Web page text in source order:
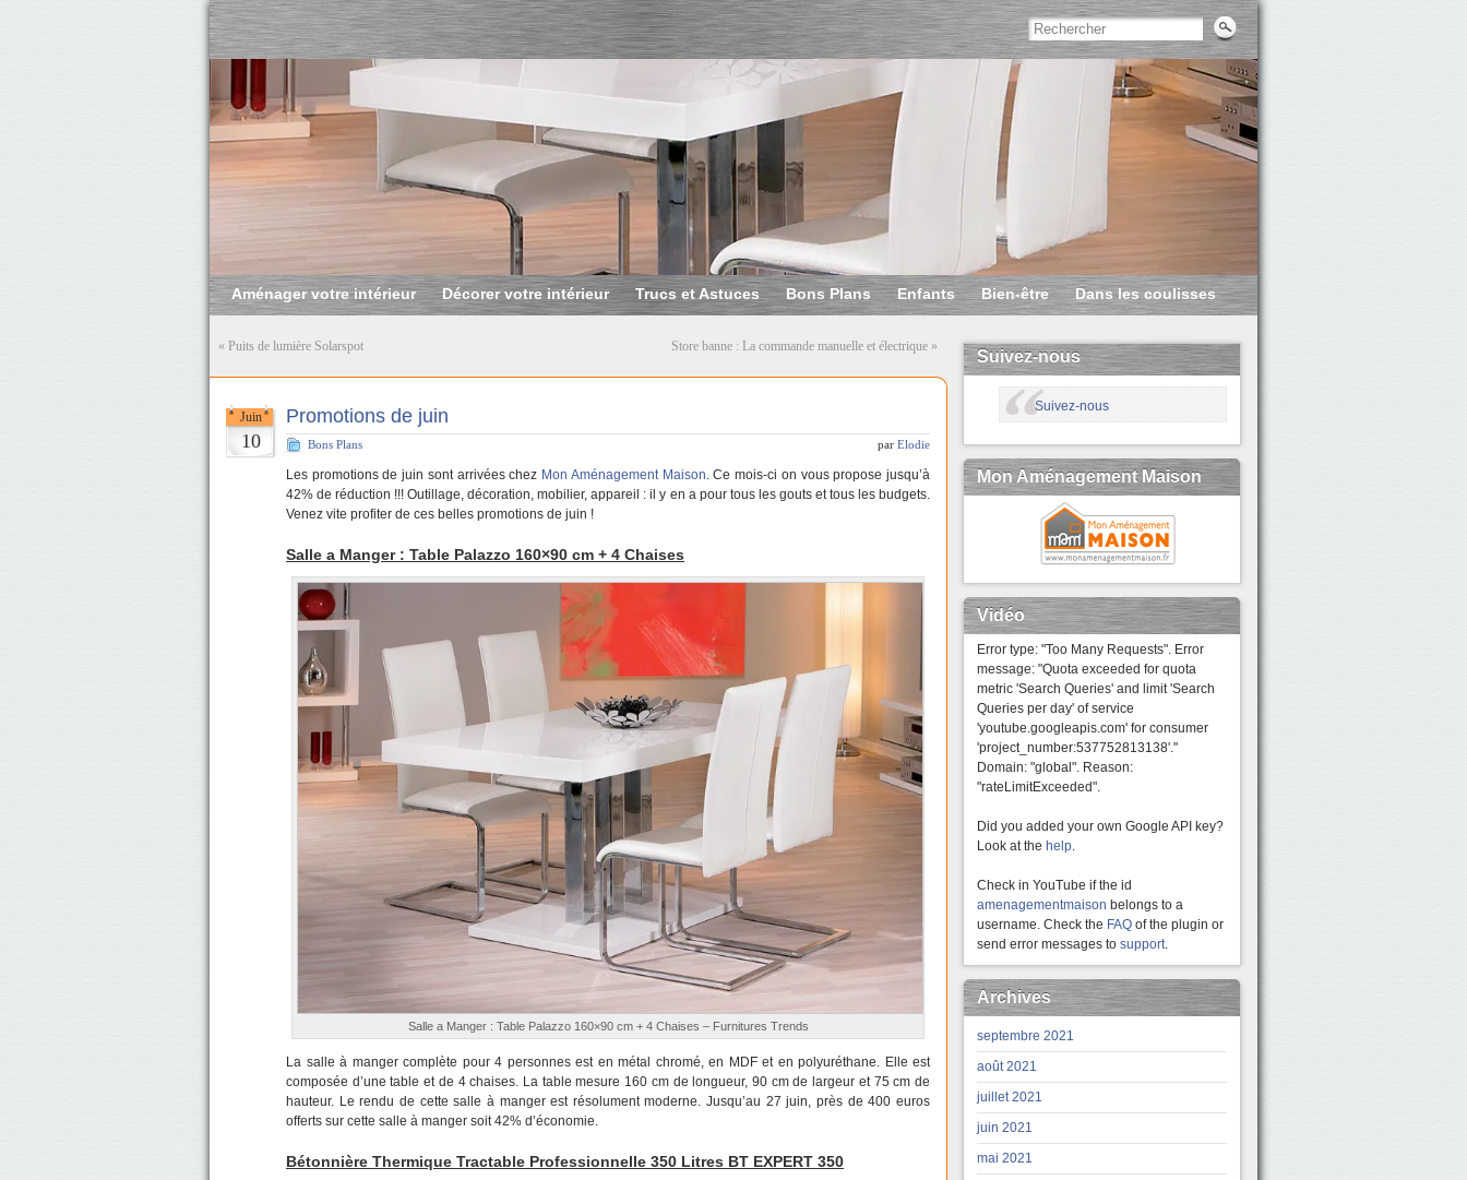
Aménager votre intérieur Décorer votre intérieur Trucs et Astuces Bons Plans Enfants Bien-être Dans les coulisses
« Puits de lumière Solarspot Store banne : La commande manuelle et électrique »
Juin
10
Promotions de juin
Bons Plans par Elodie
Les promotions de juin sont arrivées chez Mon Aménagement Maison. Ce mois-ci on vous propose jusqu’à
42% de réduction !!! Outillage, décoration, mobilier, appareil : il y en a pour tous les gouts et tous les budgets.
Venez vite profiter de ces belles promotions de juin !
Salle a Manger : Table Palazzo 160×90 cm + 4 Chaises
Salle a Manger : Table Palazzo 160×90 cm + 4 Chaises – Furnitures Trends
La salle à manger complète pour 4 personnes est en métal chromé, en MDF et en polyuréthane. Elle est
composée d’une table et de 4 chaises. La table mesure 160 cm de longueur, 90 cm de largeur et 75 cm de
hauteur. Le rendu de cette salle à manger est résolument moderne. Jusqu’au 27 juin, près de 400 euros
offerts sur cette salle à manger soit 42% d’économie.
Bétonnière Thermique Tractable Professionnelle 350 Litres BT EXPERT 350
Suivez-nous
Suivez-nous
Mon Aménagement Maison
Vidéo
Error type: "Too Many Requests". Error
message: "Quota exceeded for quota
metric 'Search Queries' and limit 'Search
Queries per day' of service
'youtube.googleapis.com' for consumer
'project_number:537752813138'."
Domain: "global". Reason:
"rateLimitExceeded".
Did you added your own Google API key?
Look at the help.
Check in YouTube if the id
amenagementmaison belongs to a
username. Check the FAQ of the plugin or
send error messages to support.
Archives
septembre 2021
août 2021
juillet 2021
juin 2021
mai 2021